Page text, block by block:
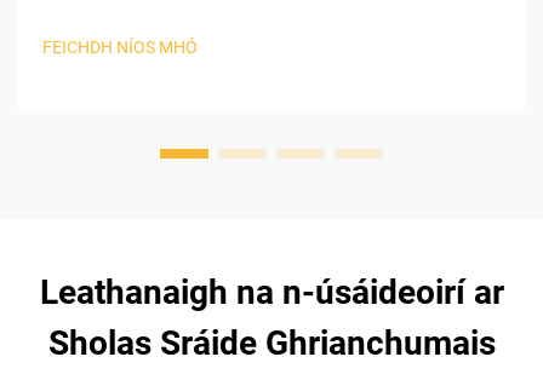
úsáideach chun féin a chur i mbun. I dtosach an phróisis,
FEICHDH NÍOS MHÓ
Leathanaigh na n-úsáideoirí ar
Sholas Sráide Ghrianchumais